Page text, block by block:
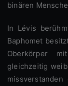
binären
In Lévis berühmter Zeichnung wird das sehr deutlich:
Baphomet
Oberkörper
gleichzeitig